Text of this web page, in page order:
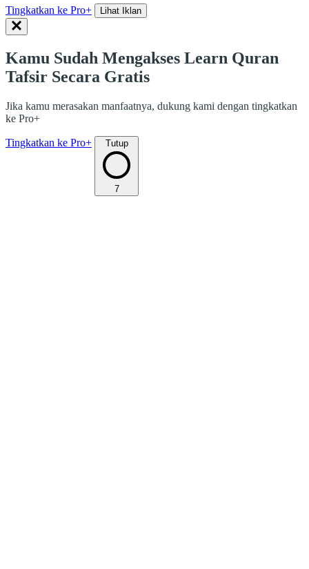
Tingkatkan ke Pro+ Lihat Iklan
Kamu Sudah Mengakses Learn Quran
Tafsir Secara Gratis
Jika kamu merasakan manfaatnya, dukung kami dengan tingkatkan
ke Pro+
Tingkatkan ke Pro+ Tutup
7